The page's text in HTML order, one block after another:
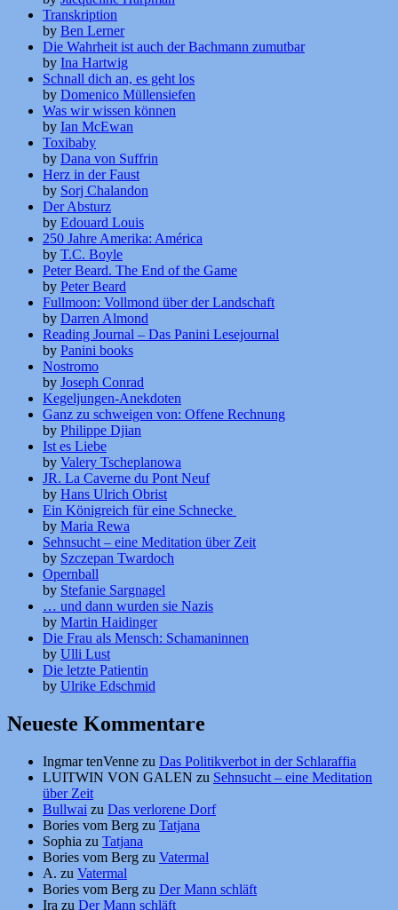
Transkription
by Ben Lerner
Die Wahrheit ist auch der Bachmann zumutbar
by Ina Hartwig
Schnall dich an, es geht los
by Domenico Müllensiefen
Was wir wissen können
by Ian McEwan
Toxibaby
by Dana von Suffrin
Herz in der Faust
by Sorj Chalandon
Der Absturz
by Edouard Louis
250 Jahre Amerika: América
by T.C. Boyle
Peter Beard. The End of the Game
by Peter Beard
Fullmoon: Vollmond über der Landschaft
by Darren Almond
Reading Journal – Das Panini Lesejournal
by Panini books
Nostromo
by Joseph Conrad
Kegeljungen-Anekdoten
Ganz zu schweigen von: Offene Rechnung
by Philippe Djian
Ist es Liebe
by Valery Tscheplanowa
JR. La Caverne du Pont Neuf
by Hans Ulrich Obrist
Ein Königreich für eine Schnecke
by Maria Rewa
Sehnsucht – eine Meditation über Zeit
by Szczepan Twardoch
Opernball
by Stefanie Sargnagel
… und dann wurden sie Nazis
by Martin Haidinger
Die Frau als Mensch: Schamaninnen
by Ulli Lust
Die letzte Patientin
by Ulrike Edschmid
Neueste Kommentare
Ingmar tenVenne zu Das Politikverbot in der Schlaraffia
LUITWIN VON GALEN zu Sehnsucht – eine Meditation
über Zeit
Bullwai zu Das verlorene Dorf
Bories vom Berg zu Tatjana
Sophia zu Tatjana
Bories vom Berg zu Vatermal
A. zu Vatermal
Bories vom Berg zu Der Mann schläft
Ira zu Der Mann schläft